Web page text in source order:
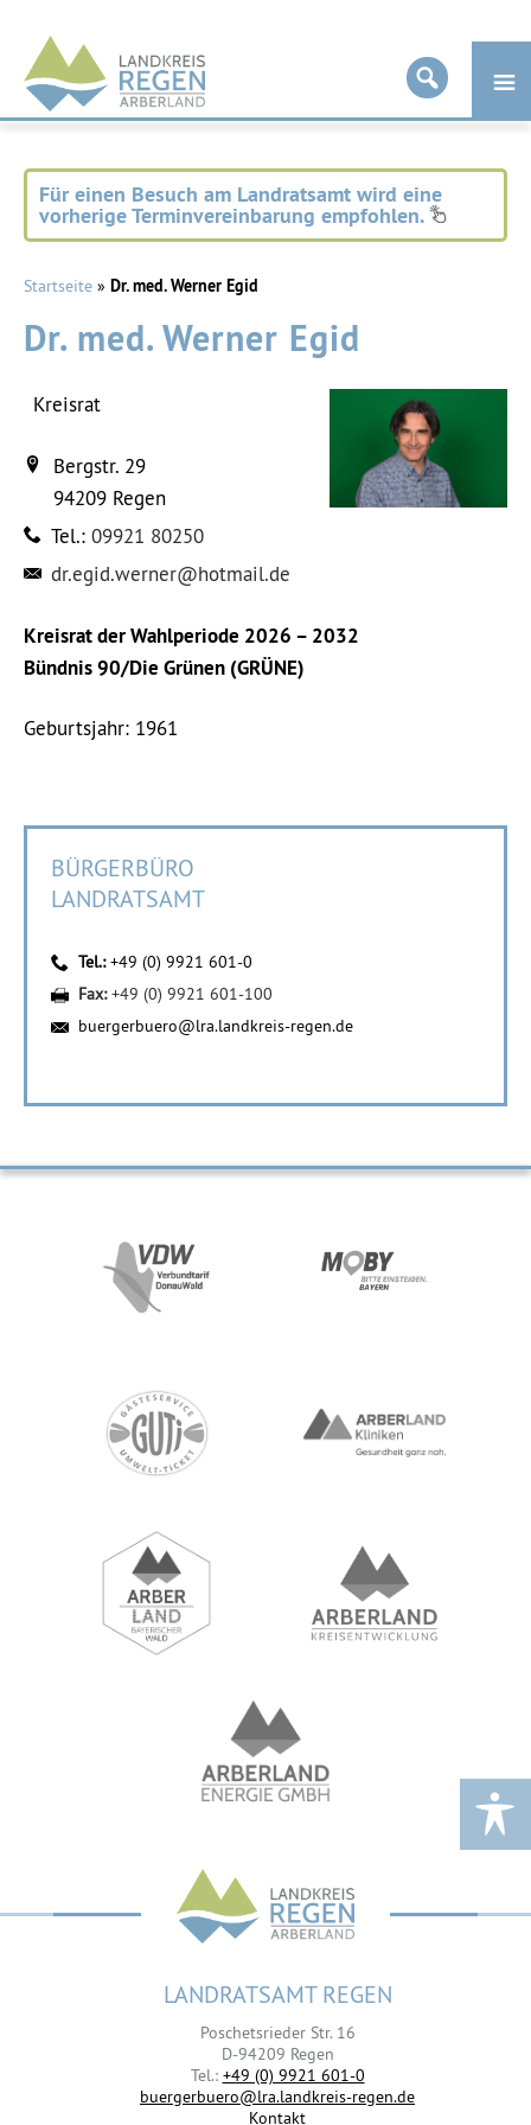
Landkreis
Regen
Für einen Besuch am Landratsamt wird eine
vorherige Terminvereinbarung empfohlen.
Startseite » Dr. med. Werner Egid
Dr. med. Werner Egid
Kreisrat
Bergstr. 29
94209 Regen
Tel.: 09921 80250
dr.egid.werner@hotmail.de
Kreisrat der Wahlperiode 2026 – 2032
Bündnis 90/Die Grünen (GRÜNE)
Geburtsjahr: 1961
BÜRGERBÜRO
LANDRATSAMT
Tel.:+49 (0) 9921 601-0
Fax:+49 (0) 9921 601-100
buergerbuero@lra.landkreis-regen.de
LANDRATSAMT REGEN
Poschetsrieder Str. 16
D-94209 Regen
Tel.: +49 (0) 9921 601-0
buergerbuero@lra.landkreis-regen.de
Kontakt